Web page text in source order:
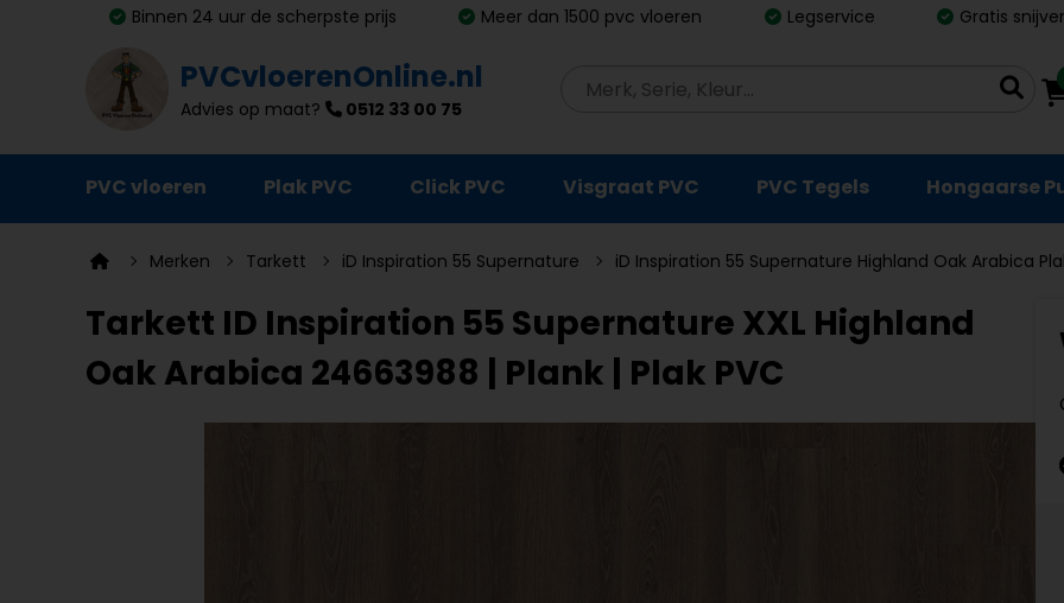
Binnen 24 uur de scherpste prijs Meer dan 1500 pvc vloeren Legservice Gratis
PVCvloerenOnline.nl
Advies op maat? 0512 33 00 75
PVC vloeren Plak PVC Click PVC Visgraat PVC PVC Tegels Hongaarse
Ondervloeren
Plinten
Deurmatten
Merken Tarkett iD Inspiration 55 Supernature iD Inspiration 55 Supernature Highland Oak Arabica
Tarkett ID Inspiration 55 Supernature XXL Highland
Oak Arabica 24663988 | Plank | Plak PVC